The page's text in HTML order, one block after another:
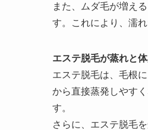
また、ムダ毛が増え
す。これにより、濡
エステ脱毛が蒸れと
エステ脱毛は、毛根
から直接蒸発しやす
す。
さらに、エステ脱毛